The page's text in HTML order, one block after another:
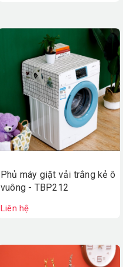
Phủ máy giặt vải trắng kẻ ô
vuông - TBP212
Liên hệ